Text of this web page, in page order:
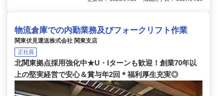
物流倉庫での内勤業務及びフォークリフト作業
関東伏見運送株式会社 関東支店
正社員
北関東拠点採用強化中★U・Iターンも歓迎！創業70年以
上の堅実経営で安心＆賞与年2回＊福利厚生充実◎